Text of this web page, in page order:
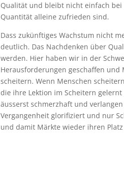
Qualität und bleibt nicht einfach bei
Quantität alleine zufrieden sind.
Dass zukünftiges Wachstum nicht
deutlich. Das Nachdenken über
werden. Hier haben wir in der
Herausforderungen geschaffen
scheitern. Wenn Menschen
die ihre Lektion im Scheitern
äusserst schmerzhaft und
Vergangenheit glorifiziert und nur
und damit Märkte wieder ihren